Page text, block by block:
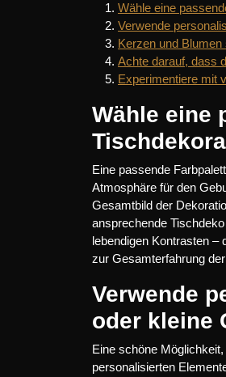
Wähle eine
Verwende
Kerzen und
Achte darauf, dass
Experimentiere mit
Wähle eine
Eine passende
Atmosphäre für den
Gesamtbild der
ansprechende
lebendigen Kontrasten –
zur Gesamterfahrung
Verwende
oder kleine
Eine schöne
personalisierten